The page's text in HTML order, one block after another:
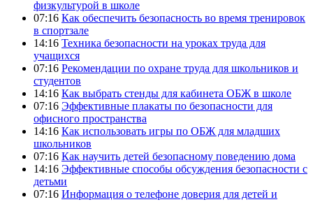
физкультурой в школе
07:16 Как обеспечить безопасность во время тренировок
в спортзале
14:16 Техника безопасности на уроках труда для
учащихся
07:16 Рекомендации по охране труда для школьников и
студентов
14:16 Как выбрать стенды для кабинета ОБЖ в школе
07:16 Эффективные плакаты по безопасности для
офисного пространства
14:16 Как использовать игры по ОБЖ для младших
школьников
07:16 Как научить детей безопасному поведению дома
14:16 Эффективные способы обсуждения безопасности с
детьми
07:16 Информация о телефоне доверия для детей и